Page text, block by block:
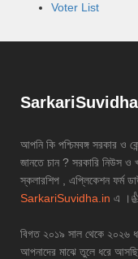
Voter List
আপনি কি পশ্চিমবঙ্গ সরকার ও
জানতে চান ? সরকারি নিউস ও
স্কলারশিপ , এপ্লিকেশন ফর্ম
SarkariSuvidha.in এ
বিগত ২০১৯ সাল থেকে ২০২৬
আপনাদের মাঝে তুলে ধরে